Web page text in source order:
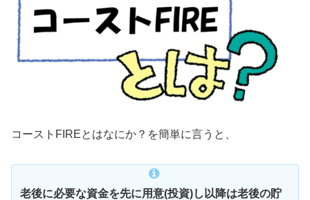
コーストFIREとはなにか？を簡単に言うと、
老後に必要な資金を先に用意(投資)し以降は老後の貯